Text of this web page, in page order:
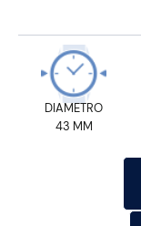
DIAMETRO
43 MM